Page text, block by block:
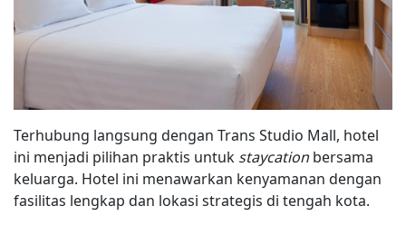
Terhubung langsung dengan Trans Studio Mall, hotel
ini menjadi pilihan praktis untuk staycationbersama
keluarga. Hotel ini menawarkan kenyamanan dengan
fasilitas lengkap dan lokasi strategis di tengah kota.